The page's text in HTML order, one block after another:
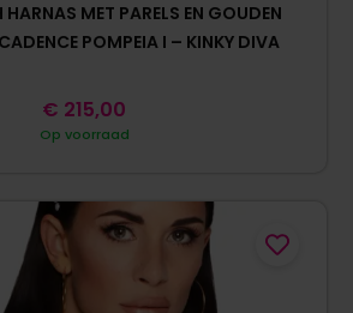
HARNAS MET PARELS EN GOUDEN
POMPEIA I – KINKY DIVA
Op voorraad
€ 215,00